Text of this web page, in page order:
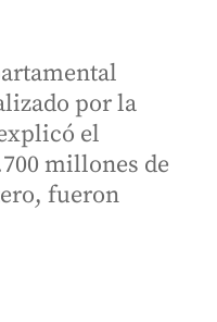
por la
el
millones de
fueron